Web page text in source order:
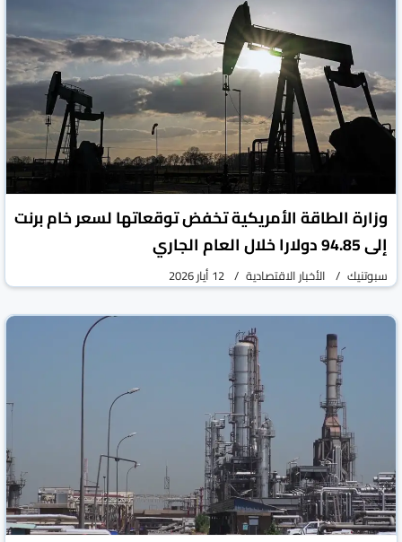
وزارة الطاقة الأمريكية تخفض توقعاتها لسعر خام برنت
إلى 94.85 دولارا خلال العام الجاري
سبوتنيك الأخبار الاقتصادية 12 أيار 2026